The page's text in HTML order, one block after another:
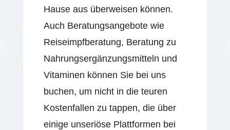
Hause aus überweisen können.
Auch Beratungsangebote wie
Reiseimpfberatung, Beratung zu
Nahrungsergänzungsmitteln und
Vitaminen können Sie bei uns
buchen, um nicht in die teuren
Kostenfallen zu tappen, die über
einige unseriöse Plattformen bei